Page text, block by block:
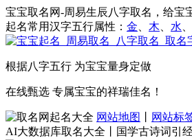
宝宝取名网-周易生辰八字取名，给宝
起名常用汉字五行属性： 金 木 水
根据八字五行 为宝宝量身定做
在线甄选 专属宝宝的祥瑞佳名！
网站地图 网站标
AI大数据库取名大全丨国学古诗词引